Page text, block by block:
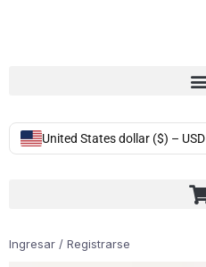
United States dollar ($) – USD
Ingresar / Registrarse